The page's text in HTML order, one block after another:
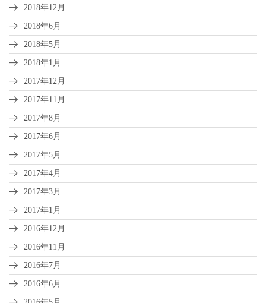
2018年12月
2018年6月
2018年5月
2018年1月
2017年12月
2017年11月
2017年8月
2017年6月
2017年5月
2017年4月
2017年3月
2017年1月
2016年12月
2016年11月
2016年7月
2016年6月